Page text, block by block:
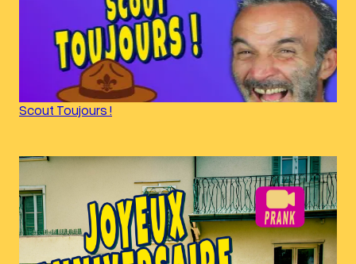
Scout Toujours !